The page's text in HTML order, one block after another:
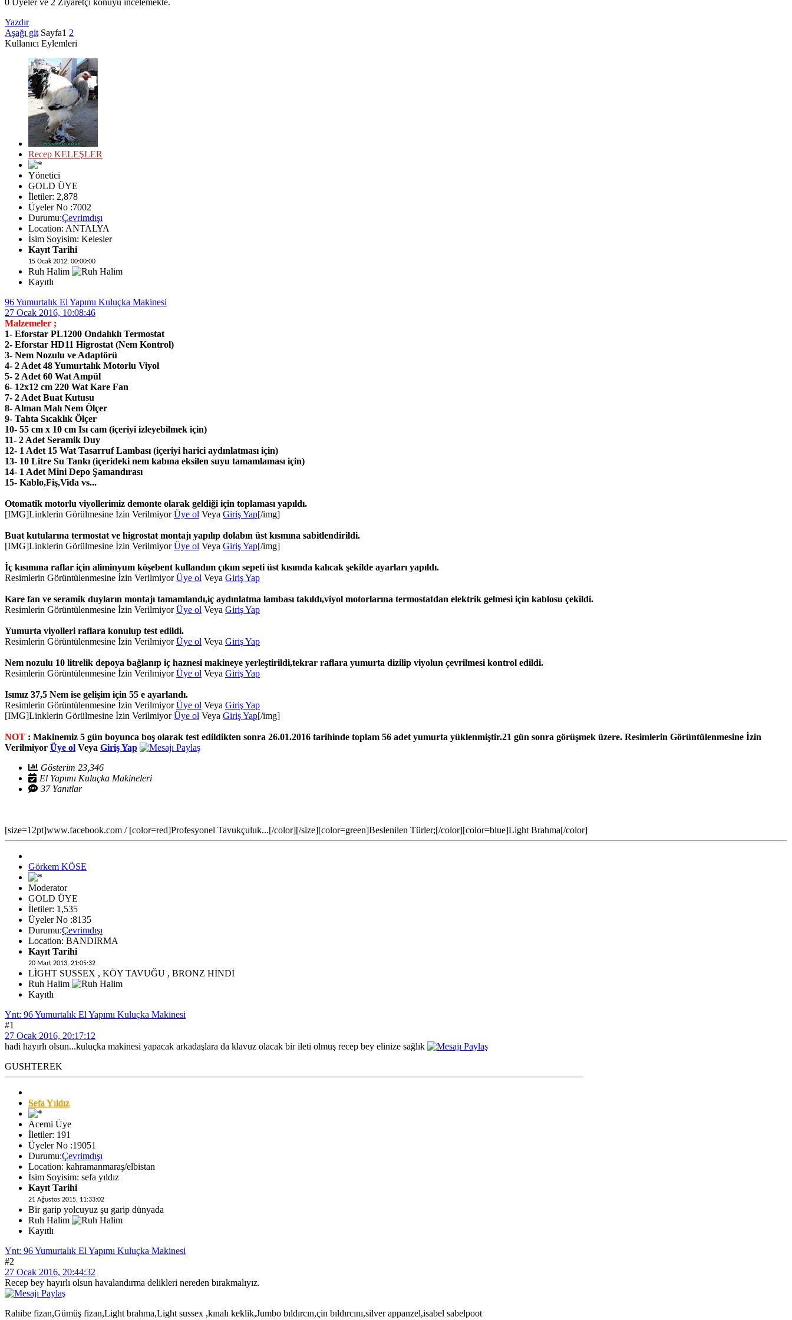
Yazdır
Aşağı git Sayfa1 2
Kullanıcı Eylemleri
Recep KELEŞLER
Yönetici
GOLD ÜYE
İletiler: 2,878
Üyeler No :7002
Durumu:Çevrimdışı
Location: ANTALYA
İsim Soyisim: Kelesler
Kayıt Tarihi
15 Ocak 2012, 00:00:00
Ruh Halim
Kayıtlı
96 Yumurtalık El Yapımı Kuluçka Makinesi
27 Ocak 2016, 10:08:46
Malzemeler ;
1- Eforstar PL1200 Ondalıklı Termostat
2- Eforstar HD11 Higrostat (Nem Kontrol)
3- Nem Nozulu ve Adaptörü
4- 2 Adet 48 Yumurtalık Motorlu Viyol
5- 2 Adet 60 Wat Ampül
6- 12x12 cm 220 Wat Kare Fan
7- 2 Adet Buat Kutusu
8- Alman Malı Nem Ölçer
9- Tahta Sıcaklık Ölçer
10- 55 cm x 10 cm Isı cam (içeriyi izleyebilmek için)
11- 2 Adet Seramik Duy
12- 1 Adet 15 Wat Tasarruf Lambası (içeriyi harici aydınlatması için)
13- 10 Litre Su Tankı (içerideki nem kabına eksilen suyu tamamlaması için)
14- 1 Adet Mini Depo Şamandırası
15- Kablo,Fiş,Vida vs...
Otomatik motorlu viyollerimiz demonte olarak geldiği için toplaması yapıldı.
[IMG]Linklerin Görülmesine İzin VerilmiyorÜye ol Veya Giriş Yap[/img]
Buat kutularına termostat ve higrostat montajı yapılıp dolabın üst kısmına sabitlendirildi.
[IMG]Linklerin Görülmesine İzin VerilmiyorÜye ol Veya Giriş Yap[/img]
İç kısımına raflar için aliminyum köşebent kullandım çıkım sepeti üst kısımda kalıcak şekilde ayarları yapıldı.
Resimlerin Görüntülenmesine İzin VerilmiyorÜye ol Veya Giriş Yap
Kare fan ve seramik duyların montajı tamamlandı,iç aydınlatma lambası takıldı,viyol motorlarına termostatdan elektrik gelmesi için kablosu çekildi.
Resimlerin Görüntülenmesine İzin VerilmiyorÜye ol Veya Giriş Yap
Yumurta viyolleri raflara konulup test edildi.
Resimlerin Görüntülenmesine İzin VerilmiyorÜye ol Veya Giriş Yap
Nem nozulu 10 litrelik depoya bağlanıp iç haznesi makineye yerleştirildi,tekrar raflara yumurta dizilip viyolun çevrilmesi kontrol edildi.
Resimlerin Görüntülenmesine İzin VerilmiyorÜye ol Veya Giriş Yap
Isımız 37,5 Nem ise gelişim için 55 e ayarlandı.
Resimlerin Görüntülenmesine İzin VerilmiyorÜye ol Veya Giriş Yap
[IMG]Linklerin Görülmesine İzin VerilmiyorÜye ol Veya Giriş Yap[/img]
NOT : Makinemiz 5 gün boyunca boş olarak test edildikten sonra 26.01.2016 tarihinde toplam 56 adet yumurta yüklenmiştir.21 gün sonra görüşmek üzere. Resimlerin Görüntülenmesine İzin
Verilmiyor Üye ol Veya Giriş Yap
Gösterim 23,346
El Yapımı Kuluçka Makineleri
37 Yanıtlar
[size=12pt]www.facebook.com / [color=red]Profesyonel Tavukçuluk...[/color][/size][color=green]Beslenilen Türler;[/color][color=blue]Light Brahma[/color]
Görkem KÖSE
Moderator
GOLD ÜYE
İletiler: 1,535
Üyeler No :8135
Durumu:Çevrimdışı
Location: BANDIRMA
Kayıt Tarihi
20 Mart 2013, 21:05:32
LİGHT SUSSEX , KÖY TAVUĞU , BRONZ HİNDİ
Ruh Halim
Kayıtlı
Ynt: 96 Yumurtalık El Yapımı Kuluçka Makinesi
#1
27 Ocak 2016, 20:17:12
hadi hayırlı olsun...kuluçka makinesi yapacak arkadaşlara da klavuz olacak bir ileti olmuş recep bey elinize sağlık
GUSHTEREK
Sefa Yıldız
Acemi Üye
İletiler: 191
Üyeler No :19051
Durumu:Çevrimdışı
Location: kahramanmaraş/elbistan
İsim Soyisim: sefa yıldız
Kayıt Tarihi
21 Ağustos 2015, 11:33:02
Bir garip yolcuyuz şu garip dünyada
Ruh Halim
Kayıtlı
Ynt: 96 Yumurtalık El Yapımı Kuluçka Makinesi
#2
27 Ocak 2016, 20:44:32
Recep bey hayırlı olsun havalandırma delikleri nereden bırakmalıyız.
Rahibe fizan,Gümüş fizan,Light brahma,Light sussex ,kınalı keklik,Jumbo bıldırcın,çin bıldırcını,silver appanzel,isabel sabelpoot